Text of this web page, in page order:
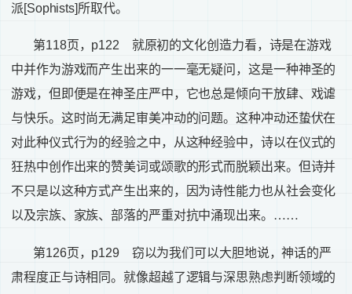
派[Sophists]所取代。
第118页， p122 就原初的文化创造力看，诗是在游戏
中并作为游戏而产生出来的一一毫无疑问，这是一种神圣的
游戏，但即便是在神圣庄严中，它也总是倾向干放肆、戏谑
与快乐。这时尚无满足审美冲动的问题。这种冲动还蛰伏在
对此种仪式行为的经验之中，从这种经验中，诗以在仪式的
狂热中创作出来的赞美词或颂歌的形式而脱颖出来。但诗并
不只是以这种方式产生出来的，因为诗性能力也从社会变化
以及宗族、家族、部落的严重对抗中涌现出来。……
第126页， p129 窃以为我们可以大胆地说，神话的严
肃程度正与诗相同。就像超越了逻辑与深思熟虑判断领域的